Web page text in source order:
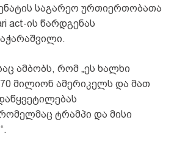
საგარეო ურთიერთობათა
act-ის წარდგენას
ამბობს, რომ „ეს ხალხი
მილიონ ამერიკელს და მათ
ტრამპი და მისი